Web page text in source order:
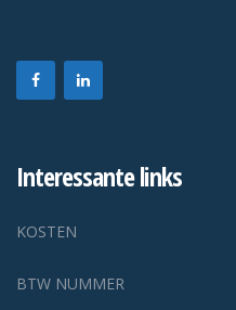
Interessante links
KOSTEN
BTW NUMMER